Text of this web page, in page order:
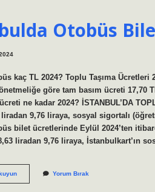
Otobüs
kaç TL 2024? Toplu Taşıma
göre tam basım ücreti 17,70
ne kadar 2024? İSTANBUL’DA
9,76 liraya, sosyal sigortalı
bilet ücretlerinde Eylül 2024’ten
liradan 9,76 liraya, İstanbulkart’ın
Istanbulda
Otobüs
Yorum Bırak